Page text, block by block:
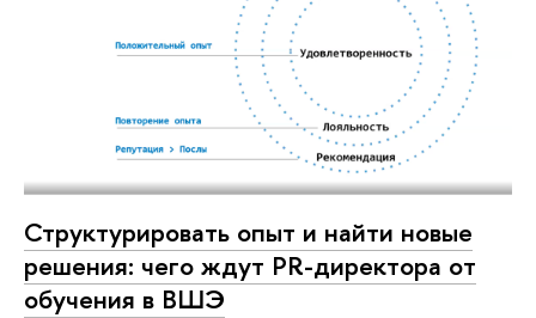
Структурировать опыт и найти новые
решения: чего ждут PR-директора от
обучения в ВШЭ